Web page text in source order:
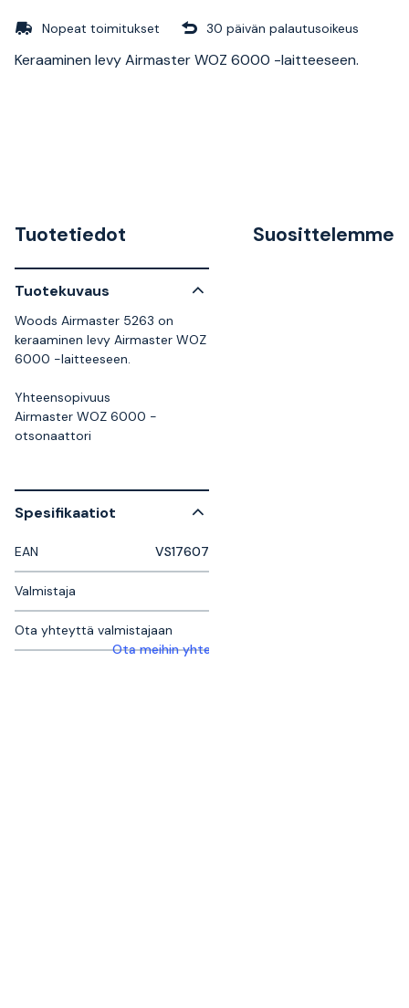
Nopeat toimitukset 30 päivän palautusoikeus
Keraaminen levy Airmaster WOZ 6000 -laitteeseen.
Tuotetiedot
Tuotekuvaus
Woods Airmaster 5263 on
keraaminen levy Airmaster WOZ
6000 -laitteeseen.
Yhteensopivuus
Airmaster WOZ 6000 -
otsonaattori
Spesifikaatiot
EAN VS17607
Valmistaja
Ota yhteyttä valmistajaan
Ota meihin yhteyttä saadaksesi lisätietoja
Suosittelemme